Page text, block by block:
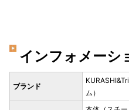
インフォメーシ
ブランド
ム）